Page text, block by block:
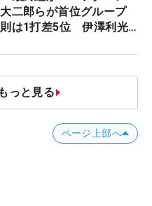
二郎らが首位グループ
は1打差5位 伊澤利光
】
っと見る
ページ上部へ